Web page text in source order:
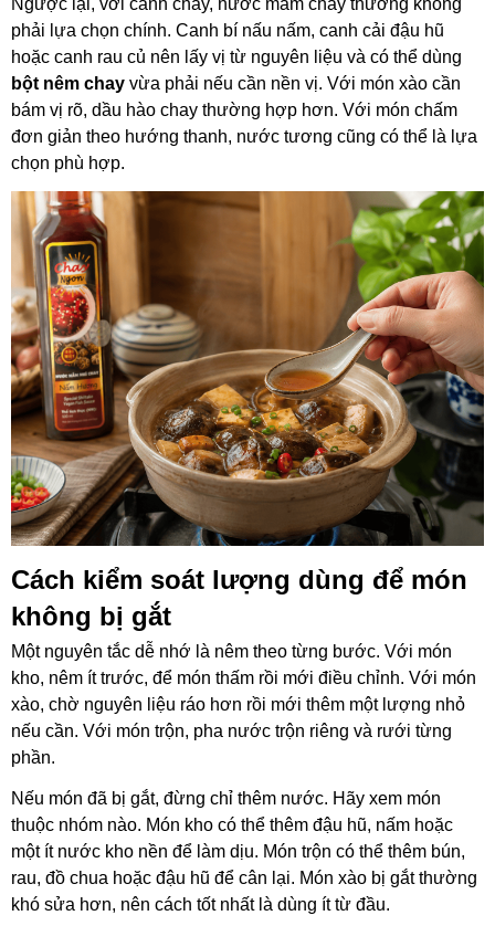
phải lựa chọn chính. Canh bí nấu nấm, canh cải đậu hũ
hoặc canh rau củ nên lấy vị từ nguyên liệu và có thể dùng
bột nêm chay vừa phải nếu cần nền vị. Với món xào cần
bám vị rõ, dầu hào chay thường hợp hơn. Với món chấm
đơn giản theo hướng thanh, nước tương cũng có thể là lựa
chọn phù hợp.
Cách kiểm soát lượng dùng để món
không bị gắt
Một nguyên tắc dễ nhớ là nêm theo từng bước. Với món
kho, nêm ít trước, để món thấm rồi mới điều chỉnh. Với món
xào, chờ nguyên liệu ráo hơn rồi mới thêm một lượng nhỏ
nếu cần. Với món trộn, pha nước trộn riêng và rưới từng
phần.
Nếu món đã bị gắt, đừng chỉ thêm nước. Hãy xem món
thuộc nhóm nào. Món kho có thể thêm đậu hũ, nấm hoặc
một ít nước kho nền để làm dịu. Món trộn có thể thêm bún,
rau, đồ chua hoặc đậu hũ để cân lại. Món xào bị gắt thường
khó sửa hơn, nên cách tốt nhất là dùng ít từ đầu.